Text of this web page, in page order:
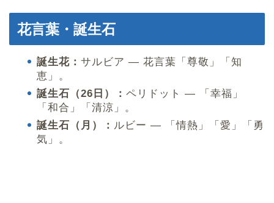
花言葉・誕生石
誕生花： サルビア — 花言葉「尊敬」「知
恵」。
誕生石（26日）： ペリドット — 「幸福」
「和合」「清涼」。
誕生石（月）： ルビー — 「情熱」「愛」「勇
気」。